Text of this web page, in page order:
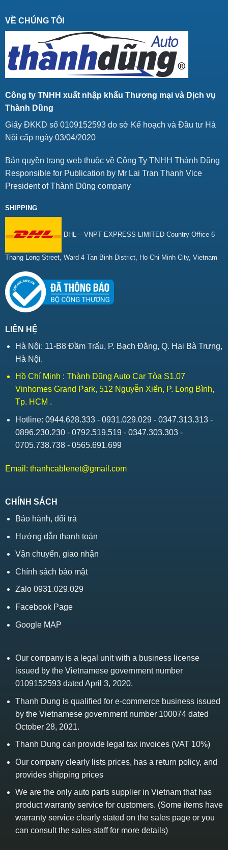
VỀ CHÚNG TÔI
Công ty TNHH xuất nhập khẩu Thương mại và Dịch vụ
Thành Dũng
Giấy ĐKKD số 0109152593 do sở Kế hoạch và Đầu tư Hà
Nội cấp ngày 03/04/2020
Bản quyền trang web thuộc về Công Ty TNHH Thành Dũng
Responsible for Publication by Mr Lai Tran Thanh Vice
President of Thành Dũng company
SHIPPING
DHL – VNPT EXPRESS LIMITED Country Office 6
Thang Long Street, Ward 4 Tan Binh District, Ho Chi Minh City, Vietnam
LIÊN HỆ
Hà Nội: 11-B8 Đầm Trấu, P. Bạch Đằng, Q. Hai Bà Trưng,
Hà Nội.
Hồ Chí Minh : Thành Dũng Auto Car Tòa S1.07
Vinhomes Grand Park, 512 Nguyễn Xiển, P. Long Bình,
Tp. HCM .
Hotline: 0944.628.333 - 0931.029.029 - 0347.313.313 -
0896.230.230 - 0792.519.519 - 0347.303.303 -
0705.738.738 - 0565.691.699
Email: thanhcablenet@gmail.com
CHÍNH SÁCH
Bảo hành, đổi trả
Hướng dẫn thanh toán
Vận chuyển, giao nhận
Chính sách bảo mật
Zalo 0931.029.029
Facebook Page
Google MAP
Our company is a legal unit with a business license
issued by the Vietnamese government number
0109152593 dated April 3, 2020.
Thanh Dung is qualified for e-commerce business issued
by the Vietnamese government number 100074 dated
October 28, 2021.
Thanh Dung can provide legal tax invoices (VAT 10%)
Our company clearly lists prices, has a return policy, and
provides shipping prices
We are the only auto parts supplier in Vietnam that has
product warranty service for customers. (Some items have
warranty service clearly stated on the sales page or you
can consult the sales staff for more details)